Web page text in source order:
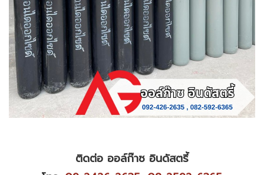
ติดต่อ ออล์ก๊าซ อินดัสตรี้